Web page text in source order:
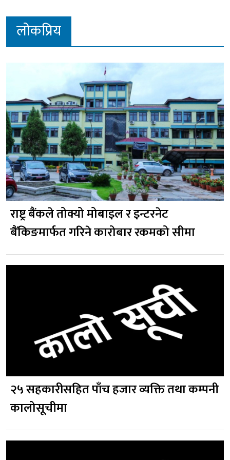
लोकप्रिय
राष्ट्र बैंकले तोक्यो मोबाइल र इन्टरनेट
बैंकिङमार्फत गरिने कारोबार रकमको सीमा
२५ सहकारीसहित पाँच हजार व्यक्ति तथा कम्पनी
कालोसूचीमा